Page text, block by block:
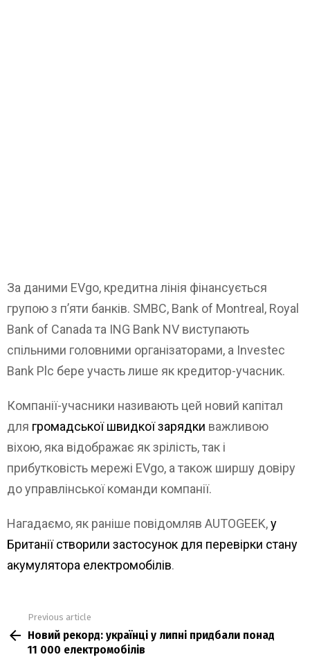
За даними EVgo, кредитна лінія фінансується
групою з п’яти банків. SMBC, Bank of Montreal, Royal
Bank of Canada та ING Bank NV виступають
спільними головними організаторами, а Investec
Bank Plc бере участь лише як кредитор-учасник.
Компанії-учасники називають цей новий капітал
для громадської швидкої зарядки важливою
віхою, яка відображає як зрілість, так і
прибутковість мережі EVgo, а також ширшу довіру
до управлінської команди компанії.
Нагадаємо, як раніше повідомляв AUTOGEEK,у
Британії створили застосунок для перевірки стану
акумулятора електромобілів.
more
Previous article
Новий рекорд: українці у липні придбали понад
11 000 електромобілів